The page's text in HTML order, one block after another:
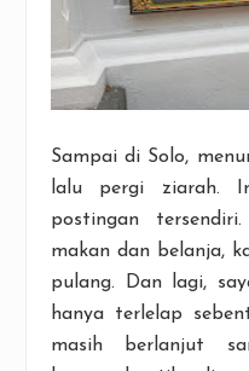
Sampai di Solo,
lalu pergi ziarah.
postingan
makan dan belanja,
pulang. Dan lagi,
hanya terlelap
masih berlanjut